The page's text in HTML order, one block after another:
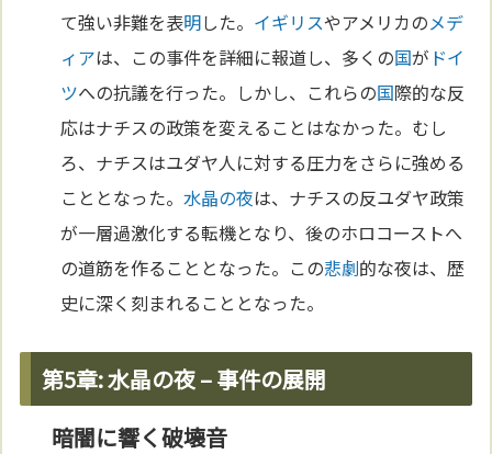
て強い非難を表明した。 イギリスやアメリカのメデ
ィアは、この事件を詳細に報道し、多くの国が ドイ
ツへの抗議を行った。しかし、これらの国際的な反
応はナチスの政策を変えることはなかった。むし
ろ、ナチスはユダヤ人に対する圧力をさらに強める
こととなった。水晶の夜は、ナチスの反ユダヤ政策
が一層過激化する転機となり、後のホロコーストへ
の道筋を作ることとなった。この悲劇的な夜は、歴
史に深く刻まれることとなった。
第5章: 水晶の夜 – 事件の展開
暗闇に響く破壊音